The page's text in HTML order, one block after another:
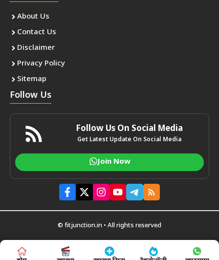
About Us
Contact Us
Disclaimer
Privacy Policy
Sitemap
Follow Us
Follow Us On Social Media
Get Latest Update On Social Media
Join Now
© fitjunction.in • All rights reserved